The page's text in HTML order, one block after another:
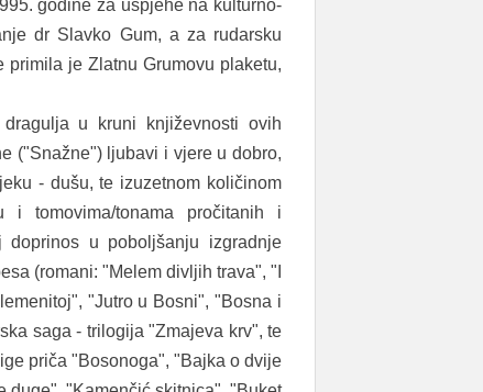
godine za uspjehe na kulturno-
dr Slavko Gum, a za rudarsku
je Zlatnu Grumovu plaketu,
u kruni književnosti ovih
("Snažne") ljubavi i vjere u dobro,
- dušu, te izuzetnom količinom
tomovima/tonama pročitanih i
u poboljšanju izgradnje
(romani: "Melem divljih trava", "I
"Jutro u Bosni", "Bosna i
saga - trilogija "Zmajeva krv", te
priča "Bosonoga", "Bajka o dvije